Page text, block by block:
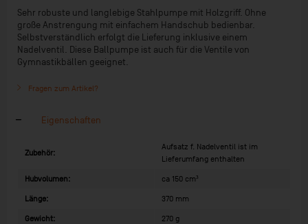
Sehr robuste und langlebige Stahlpumpe mit Holzgriff. Ohne
große Anstrengung mit einfachem Handschub bedienbar.
Selbstverständlich erfolgt die Lieferung inklusive einem
Nadelventil. Diese Ballpumpe ist auch für die Ventile von
Gymnastikbällen geeignet.
Fragen zum Artikel?
Eigenschaften
Zubehör:
Aufsatz f. Nadelventil ist im
Lieferumfang enthalten
Hubvolumen: ca 150 cm³
Länge: 370 mm
Gewicht: 270 g